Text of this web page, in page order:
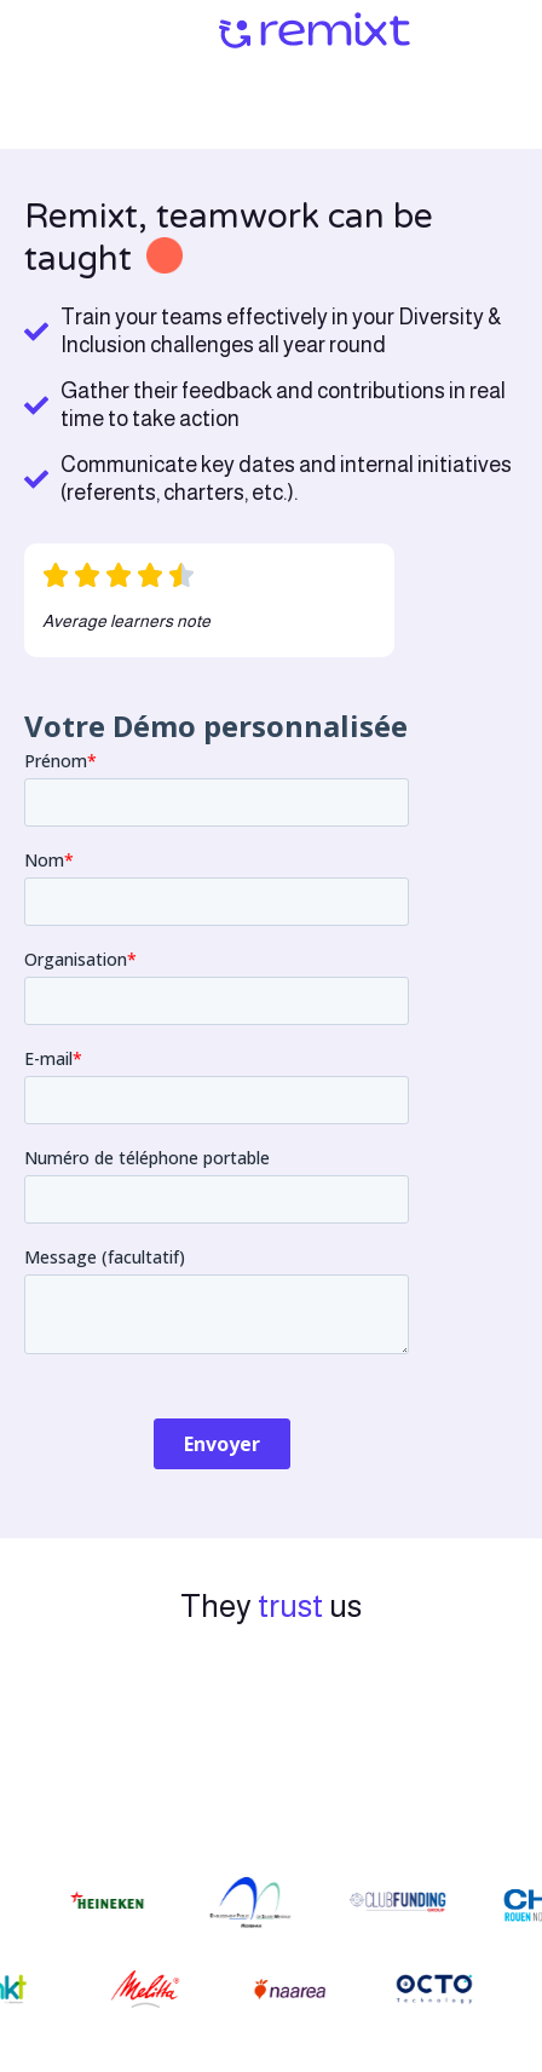
Remixt, teamwork can be
taught
Train your teams effectively in your Diversity &
Inclusion challenges all year round
Gather their feedback and contributions in real
time to take action
Communicate key dates and internal initiatives
(referents, charters, etc.).
Average learners note
They trust us